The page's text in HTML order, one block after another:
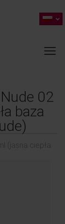
baza do tworzenia
02
baza
(jasna ciepła